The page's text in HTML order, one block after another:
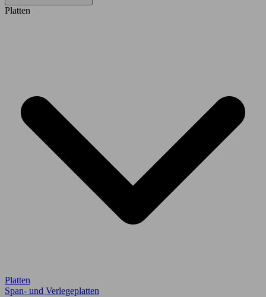
Platten
Platten
Span- und Verlegeplatten